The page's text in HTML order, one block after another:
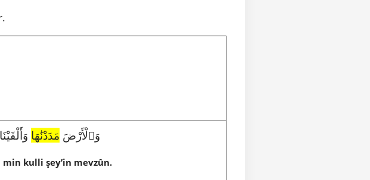
1819|15|19|وَٱلْأَرْضَ مَدَدْنَٰهَا
kulli şey’in mevzûn.